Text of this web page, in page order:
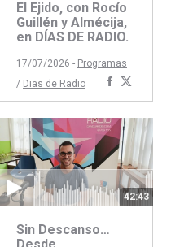
El Ejido, con Rocío
Guillén y Almécija,
en DÍAS DE RADIO.
17/07/2026 - Programas
/ Dias de Radio
Compartir
concon
42:43
Sin Descanso…
Desde